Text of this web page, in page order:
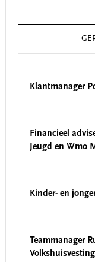
Klantmanager
Financieel
Jeugd en Wmo
Kinder- en
Teammanager